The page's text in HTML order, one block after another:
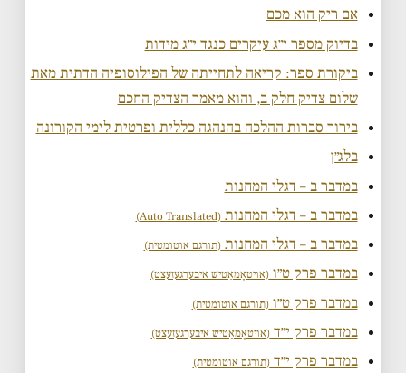
אם ריק הוא מכם
בדיוק מספר י״ג עיקרים כנגד י״ג מידות
ביקורת ספר: קריאה לתחייתה של הפילוסופיה הדתית מאת
שלום צדיק חלק ב, והוא מאמר הצדיק החכם
בירור סברות ההלכה בהנהגה כללית ופרטית לימי הקורונה
בלג״ן
במדבר ב – דגלי המחנות
במדבר ב – דגלי המחנות(Auto Translated)
במדבר ב – דגלי המחנות(תורגם אוטומטית)
במדבר פרק ט״ו(אויטאָמאַטיש איבערגעזעצט)
במדבר פרק ט״ו(תורגם אוטומטית)
במדבר פרק י״ד(אויטאָמאַטיש איבערגעזעצט)
במדבר פרק י״ד(תורגם אוטומטית)